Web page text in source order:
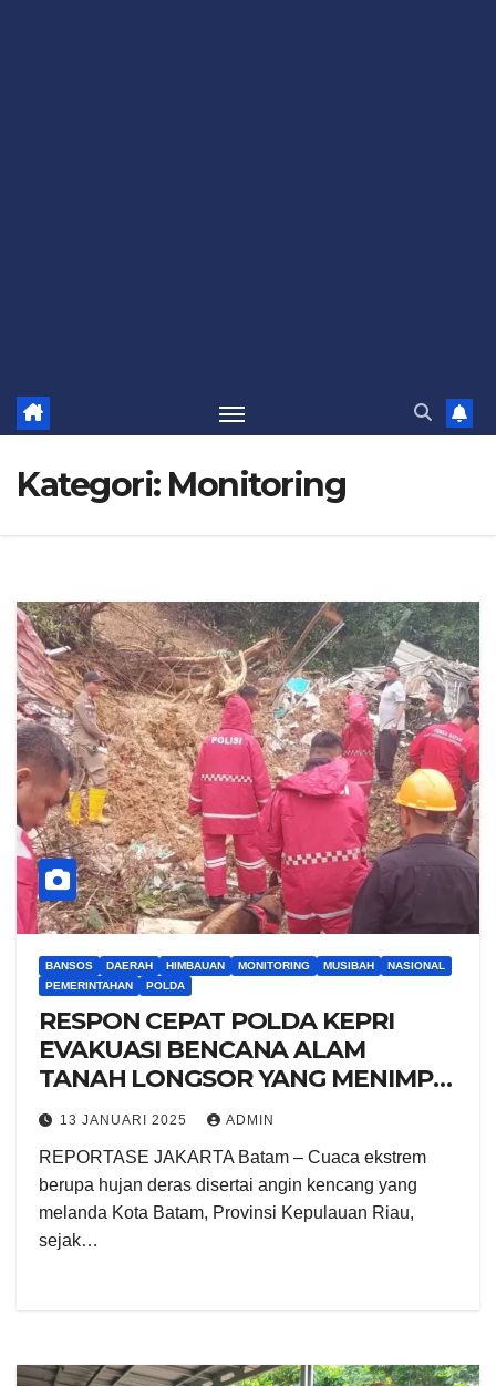
Kategori: Monitoring
BANSOS DAERAH HIMBAUAN MONITORING MUSIBAH
NASIONAL
PEMERINTAHAN
POLDA
RESPON CEPAT POLDA KEPRI
EVAKUASI BENCANA ALAM
TANAH LONGSOR YANG MENIMPA
RUMAH WARGA DI TIBAN
KOPERASI
13 JANUARI 2025 ADMIN
REPORTASE JAKARTA Batam – Cuaca ekstrem
berupa hujan deras disertai angin kencang yang
melanda Kota Batam, Provinsi Kepulauan Riau,
sejak…